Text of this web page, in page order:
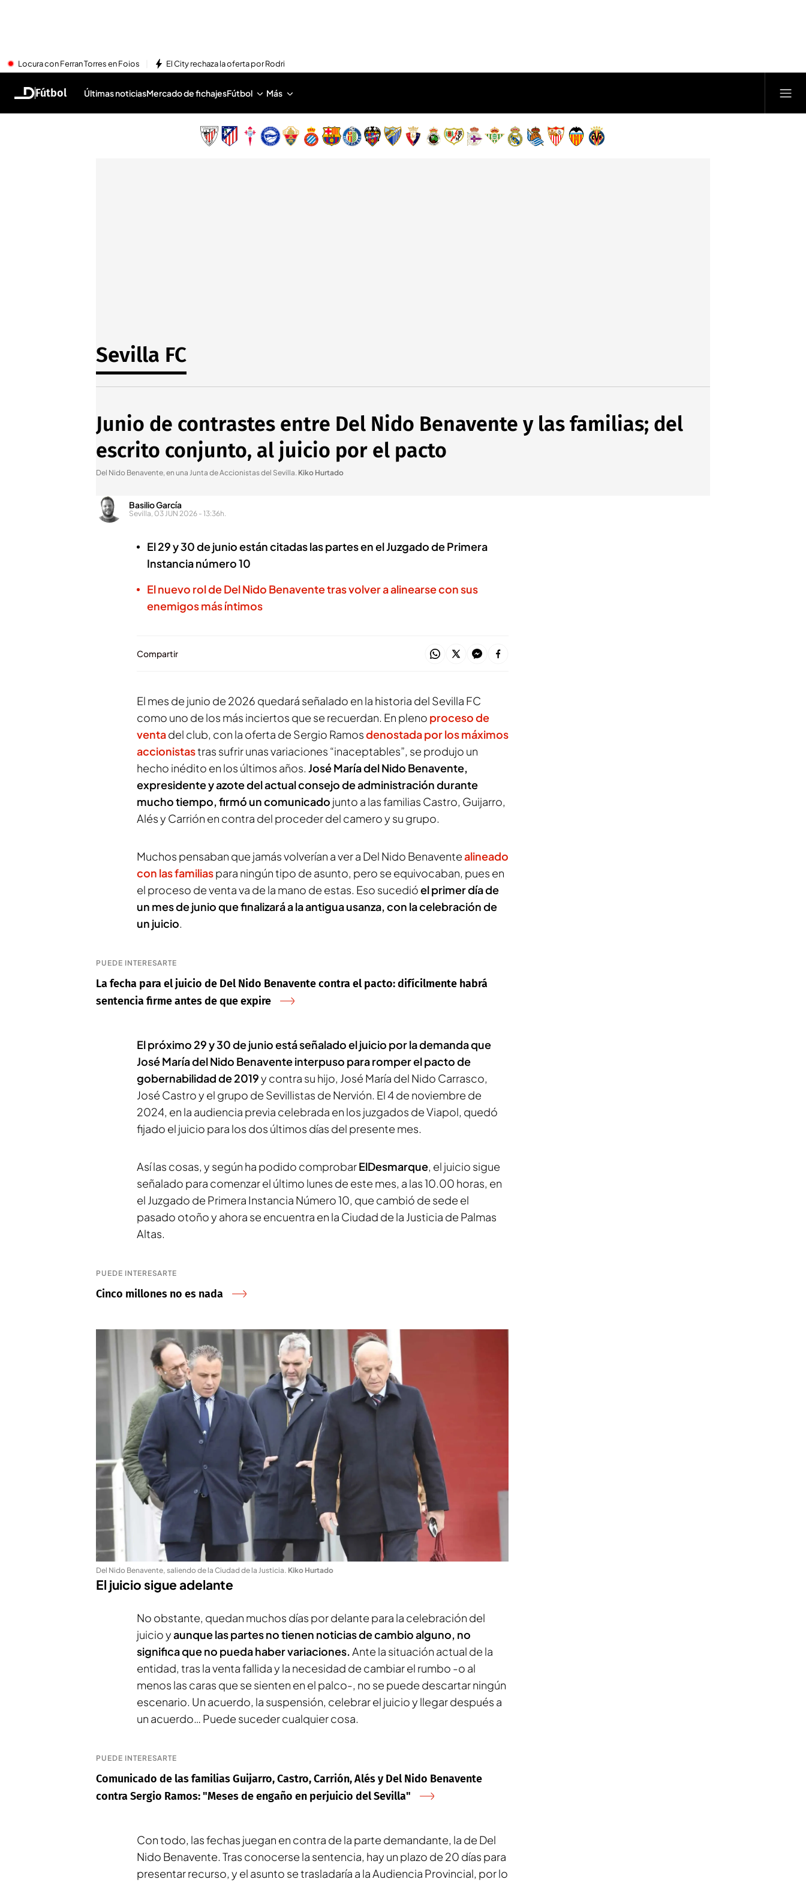
Locura con Ferran Torres en Foios El City rechaza la oferta por Rodri
Fútbol Últimas noticiasMercado de fichajesFútbol Más
Sevilla FC
Junio de contrastes entre Del Nido Benavente y las familias; del
escrito conjunto, al juicio por el pacto
Del Nido Benavente, en una Junta de Accionistas del Sevilla. Kiko Hurtado
Basilio García
Sevilla, 03 JUN 2026 - 13:36h.
El 29 y 30 de junio están citadas las partes en el Juzgado de Primera
Instancia número 10
El nuevo rol de Del Nido Benavente tras volver a alinearse con sus
enemigos más íntimos
Compartir
El mes de junio de 2026 quedará señalado en la historia del Sevilla FC
como uno de los más inciertos que se recuerdan. En pleno proceso de
ventadel club, con la oferta de Sergio Ramosdenostada por los máximos
accionistastras sufrir unas variaciones “inaceptables”, se produjo un
hecho inédito en los últimos años. José María del Nido Benavente,
expresidente y azote del actual consejo de administración durante
mucho tiempo, firmó un comunicado junto a las familias Castro, Guijarro,
Alés y Carrión en contra del proceder del camero y su grupo.
Muchos pensaban que jamás volverían a ver a Del Nido Benaventealineado
con las familiaspara ningún tipo de asunto, pero se equivocaban, pues en
el proceso de venta va de la mano de estas. Eso sucedióel primer día de
un mes de junio que finalizará a la antigua usanza, con la celebración de
un juicio.
PUEDE INTERESARTE
La fecha para el juicio de Del Nido Benavente contra el pacto: difícilmente habrá
sentencia firme antes de que expire
El próximo 29 y 30 de junio está señalado el juicio por la demanda que
José María del Nido Benavente interpuso para romper el pacto de
gobernabilidad de 2019y contra su hijo, José María del Nido Carrasco,
José Castro y el grupo de Sevillistas de Nervión. El 4 de noviembre de
2024, en la audiencia previa celebrada en los juzgados de Viapol, quedó
fijado el juicio para los dos últimos días del presente mes.
Así las cosas, y según ha podido comprobarElDesmarque, el juicio sigue
señalado para comenzar el último lunes de este mes, a las 10.00 horas, en
el Juzgado de Primera Instancia Número 10, que cambió de sede el
pasado otoño y ahora se encuentra en la Ciudad de la Justicia de Palmas
Altas.
PUEDE INTERESARTE
Cinco millones no es nada
Del Nido Benavente, saliendo de la Ciudad de la Justicia. Kiko Hurtado
El juicio sigue adelante
No obstante, quedan muchos días por delante para la celebración del
juicio yaunque las partes no tienen noticias de cambio alguno, no
significa que no pueda haber variaciones.Ante la situación actual de la
entidad, tras la venta fallida y la necesidad de cambiar el rumbo -o al
menos las caras que se sienten en el palco-, no se puede descartar ningún
escenario. Un acuerdo, la suspensión, celebrar el juicio y llegar después a
un acuerdo… Puede suceder cualquier cosa.
PUEDE INTERESARTE
Comunicado de las familias Guijarro, Castro, Carrión, Alés y Del Nido Benavente
contra Sergio Ramos: "Meses de engaño en perjuicio del Sevilla"
Con todo, las fechas juegan en contra de la parte demandante, la de Del
Nido Benavente. Tras conocerse la sentencia, hay un plazo de 20 días para
presentar recurso, y el asunto se trasladaría a la Audiencia Provincial, por lo